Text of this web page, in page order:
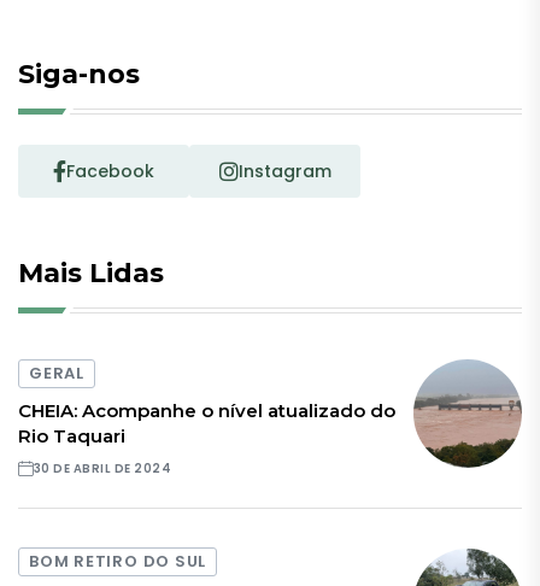
Siga-nos
Facebook Instagram
Mais Lidas
GERAL
CHEIA: Acompanhe o nível atualizado do
Rio Taquari
30 DE ABRIL DE 2024
BOM RETIRO DO SUL